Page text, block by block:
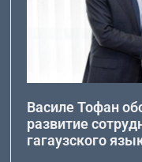
Василе Тофан
развитие
гагаузского